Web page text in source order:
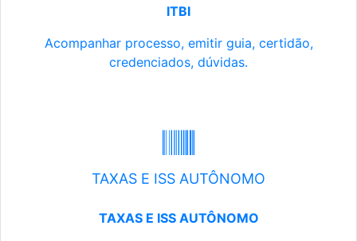
ITBI
Acompanhar processo, emitir guia, certidão,
credenciados, dúvidas.
TAXAS E ISS AUTÔNOMO
TAXAS E ISS AUTÔNOMO